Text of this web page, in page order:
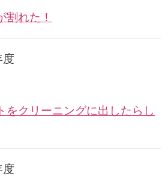
割れた！
度
をクリーニングに出したらし
度